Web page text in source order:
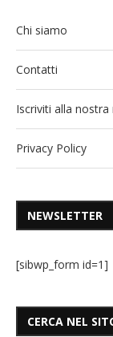
Chi siamo
Contatti
Iscriviti alla
Privacy Policy
NEWSLETTER
[sibwp_form id=1]
CERCA NEL